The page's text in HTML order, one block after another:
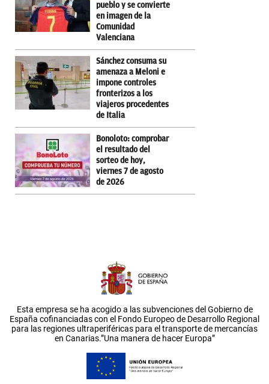
pueblo y se convierte
en imagen de la
Comunidad
Valenciana
Sánchez consuma su
amenaza a Meloni e
impone controles
fronterizos a los
viajeros procedentes
de Italia
Bonoloto: comprobar
el resultado del
sorteo de hoy,
viernes 7 de agosto
de 2026
Esta empresa se ha acogido a las subvenciones del Gobierno de
España cofinanciadas con el Fondo Europeo de Desarrollo Regional
para las regiones ultraperiféricas para el transporte de mercancías
en Canarias.”Una manera de hacer Europa”